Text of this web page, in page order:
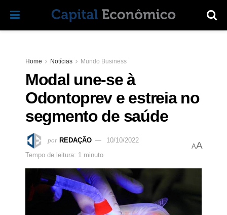
Home Notícias Mundo Business
Modal une-se à
Odontoprev e estreia no
segmento de saúde
por REDAÇÃO
10/10/2022
Tempo de leitura: 1 minuto
AA